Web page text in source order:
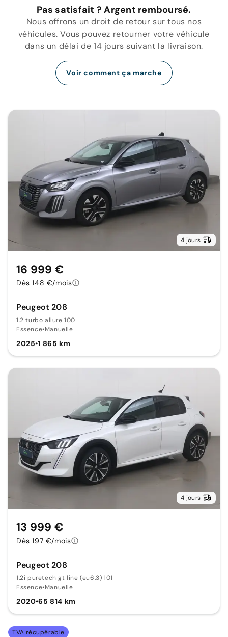
Pas satisfait ? Argent remboursé.
Nous offrons un droit de retour sur tous nos
véhicules. Vous pouvez retourner votre véhicule
dans un délai de 14 jours suivant la livraison.
Voir comment ça marche
4 jours
Peugeot 208
1.2 turbo allure 100
Essence•Manuelle
2025•1 865 km
16 999 €
Dès 148 €/mois
4 jours
Peugeot 208
1.2i puretech gt line (eu6.3) 101
Essence•Manuelle
2020•65 814 km
13 999 €
Dès 197 €/mois
TVA récupérable